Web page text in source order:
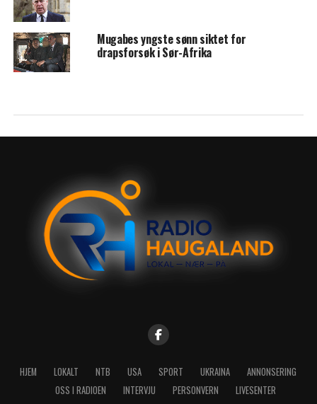
Mugabes yngste sønn siktet for
drapsforsøk i Sør-Afrika
HJEM LOKALT NTB USA SPORT UKRAINA
ANNONSERING
OSS I RADIOEN
INTERVJU PERSONVERN LIVESENTER